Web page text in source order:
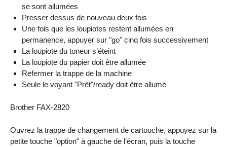
se sont allumées
Presser dessus de nouveau deux fois
Une fois que les loupiotes restent allumées en
permanence, appuyer sur "go" cinq fois successivement
La loupiote du toneur s’éteint
La loupiote du papier doit être allumée
Refermer la trappe de la machine
Seule le voyant "Prêt"/ready doit être allumé
Brother FAX-2820
Ouvrez la trappe de changement de cartouche, appuyez sur la
petite touche "option" à gauche de l’écran, puis la touche